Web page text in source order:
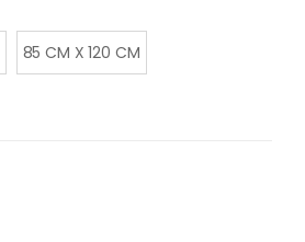
85 CM X 120 CM